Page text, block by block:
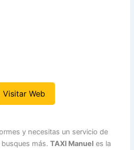
Visitar Web
y necesitas un servicio de
busques más.TAXI Manuel es la